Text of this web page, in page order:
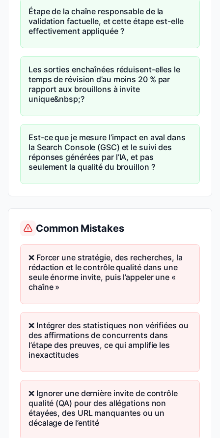
Étape de la chaîne responsable de la
validation factuelle, et cette étape est-elle
effectivement appliquée ?
Les sorties enchaînées réduisent-elles le
temps de révision d’au moins 20 % par
rapport aux brouillons à invite
unique&nbsp;?
Est-ce que je mesure l’impact en aval dans
la Search Console (GSC) et le suivi des
réponses générées par l’IA, et pas
seulement la qualité du brouillon ?
Common Mistakes
❌ Forcer une stratégie, des recherches, la
rédaction et le contrôle qualité dans une
seule énorme invite, puis l’appeler une «
chaîne »
❌ Intégrer des statistiques non vérifiées ou
des affirmations de concurrents dans
l’étape des preuves, ce qui amplifie les
inexactitudes
❌ Ignorer une dernière invite de contrôle
qualité (QA) pour des allégations non
étayées, des URL manquantes ou un
décalage de l’entité